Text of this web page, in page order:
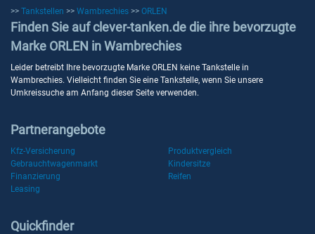
>> Tankstellen >> Wambrechies >> ORLEN
Finden Sie auf clever-tanken.de die ihre bevorzugte
Marke ORLEN in Wambrechies
Leider betreibt Ihre bevorzugte Marke ORLEN keine Tankstelle in
Wambrechies. Vielleicht finden Sie eine Tankstelle, wenn Sie unsere
Umkreissuche am Anfang dieser Seite verwenden.
Partnerangebote
Kfz-Versicherung
Produktvergleich
Gebrauchtwagenmarkt
Kindersitze
Finanzierung
Reifen
Leasing
Quickfinder